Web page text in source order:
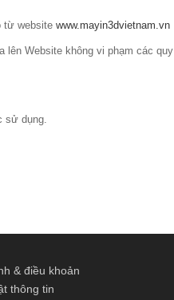
từ website www.mayin3dvietnam.vn
lên Website không vi phạm các quy
sử dụng.
& điều khoản
thông tin